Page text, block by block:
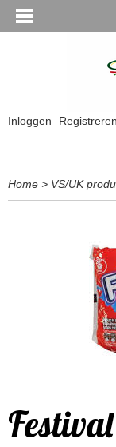
Inloggen Registreren
Home > VS/UK